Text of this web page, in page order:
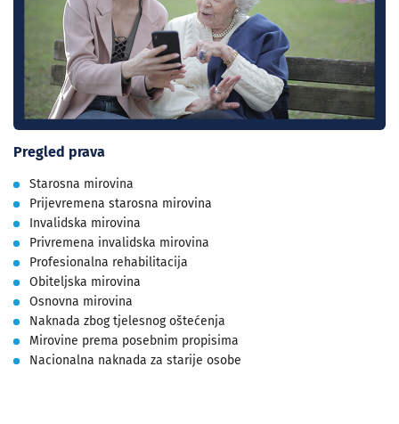
Pregled prava
Starosna mirovina
Prijevremena starosna mirovina
Invalidska mirovina
Privremena invalidska mirovina
Profesionalna rehabilitacija
Obiteljska mirovina
Osnovna mirovina
Naknada zbog tjelesnog oštećenja
Mirovine prema posebnim propisima
Nacionalna naknada za starije osobe